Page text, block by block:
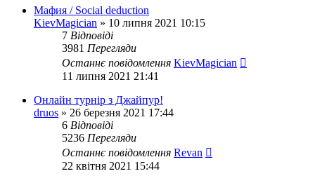
Мафия / Social deduction
KievMagician » 10 липня 2021 10:15
7 Відповіді
3981 Перегляди
Останнє повідомлення KievMagician
11 липня 2021 21:41
Онлайн турнір з Джайпур!
druos » 26 березня 2021 17:44
6 Відповіді
5236 Перегляди
Останнє повідомлення Revan
22 квітня 2021 15:44